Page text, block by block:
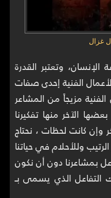
غزال
وتعتبر القدرة
الفنية إحدى صفات
مزيجاً من المشاعر
الآخر منها تفكيرنا
وإن كانت لحظات ، نحتاج
وللأحلام في حياتنا
بمشاعرنا دون أن نكون
الذي يسمى بـ